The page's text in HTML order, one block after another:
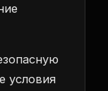
условия